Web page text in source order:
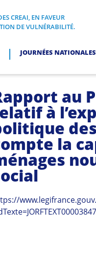
DES CREAI, EN FAVEUR
CREAI, EN FAVEUR
DE VULNÉRABILITÉ.
JOURNÉES NATIONALES
au
à
la